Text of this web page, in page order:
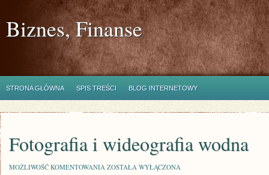
Biznes, Finanse
STRONA GŁÓWNA SPIS TREŚCI BLOG INTERNETOWY
Fotografia i wideografia wodna
MOŻLIWOŚĆ KOMENTOWANIA FOTOGRAFIA
ZOSTAŁA WYŁĄCZONA